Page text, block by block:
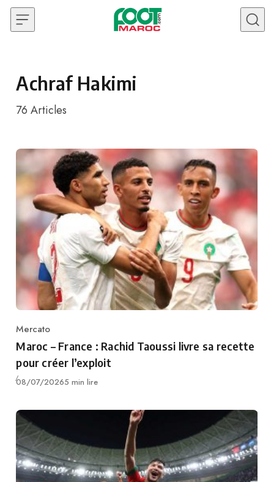
Skip to content
Achraf Hakimi
76 Articles
Category
Mercato
Maroc – France : Rachid Taoussi livre sa recette
pour créer l’exploit
Publié
08/07/20265 min lire